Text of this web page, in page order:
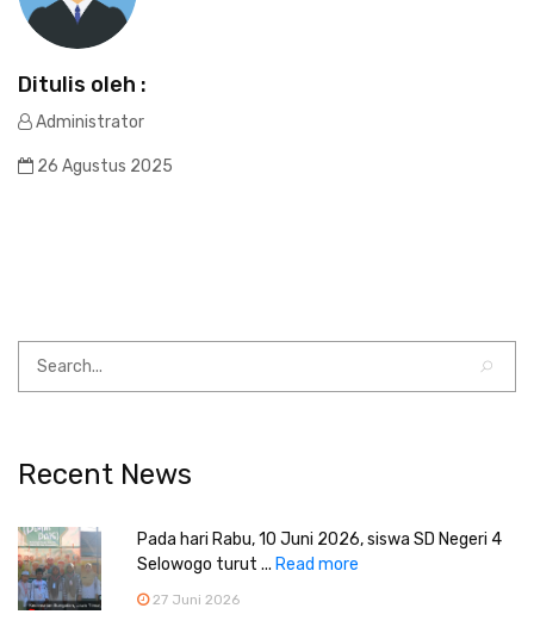
Ditulis oleh :
Administrator
26 Agustus 2025
Recent News
Pada hari Rabu, 10 Juni 2026, siswa SD Negeri 4
Selowogo turut ... Read more
27 Juni 2026